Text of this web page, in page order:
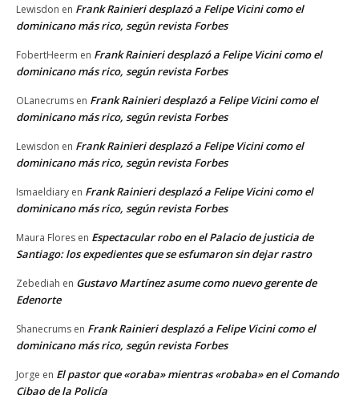
Lewisdon en Frank Rainieri desplazó a Felipe Vicini como el
dominicano más rico, según revista Forbes
FobertHeerm en Frank Rainieri desplazó a Felipe Vicini como el
dominicano más rico, según revista Forbes
OLanecrums en Frank Rainieri desplazó a Felipe Vicini como el
dominicano más rico, según revista Forbes
Lewisdon en Frank Rainieri desplazó a Felipe Vicini como el
dominicano más rico, según revista Forbes
Ismaeldiary en Frank Rainieri desplazó a Felipe Vicini como el
dominicano más rico, según revista Forbes
Maura Flores en Espectacular robo en el Palacio de justicia de
Santiago: los expedientes que se esfumaron sin dejar rastro
Zebediah en Gustavo Martínez asume como nuevo gerente de
Edenorte
Shanecrums en Frank Rainieri desplazó a Felipe Vicini como el
dominicano más rico, según revista Forbes
Jorge en El pastor que «oraba» mientras «robaba» en el Comando
Cibao de la Policía